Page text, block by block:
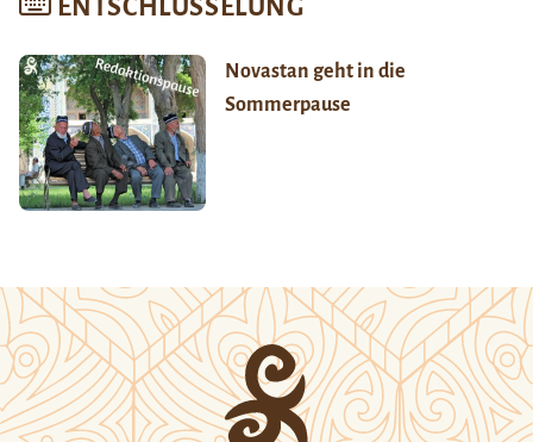
ENTSCHLÜSSELUNG
Novastan geht in die
Sommerpause